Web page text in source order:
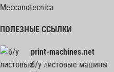
Meccanotecnica
ПОЛЕЗНЫЕ ССЫЛКИ
print-machines.net
б/у листовые машины